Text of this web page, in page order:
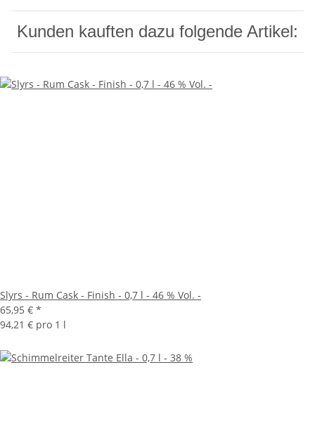
Kunden kauften dazu folgende Artikel:
Slyrs - Rum Cask - Finish - 0,7 l - 46 % Vol. -
65,95 € *
94,21 € pro 1 l